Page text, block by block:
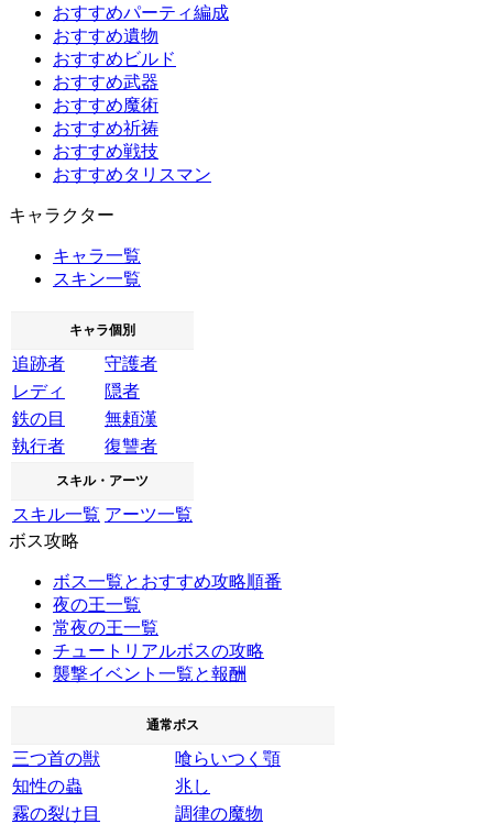
おすすめパーティ編成
おすすめ遺物
おすすめビルド
おすすめ武器
おすすめ魔術
おすすめ祈祷
おすすめ戦技
おすすめタリスマン
キャラクター
キャラ一覧
スキン一覧
キャラ個別
追跡者
守護者
レディ
隠者
鉄の目
無頼漢
執行者
復讐者
スキル・アーツ
スキル一覧 アーツ一覧
ボス攻略
ボス一覧とおすすめ攻略順番
夜の王一覧
常夜の王一覧
チュートリアルボスの攻略
襲撃イベント一覧と報酬
通常ボス
三つ首の獣
喰らいつく顎
知性の蟲
兆し
霧の裂け目
調律の魔物